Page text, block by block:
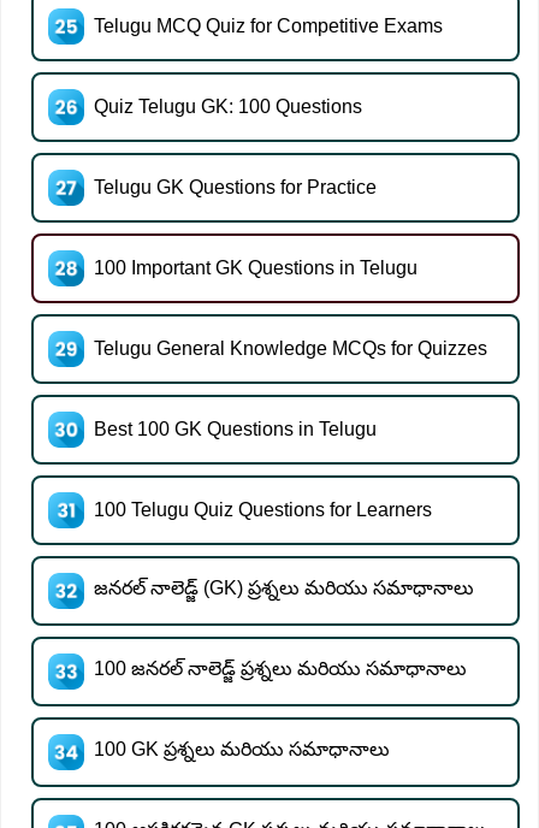
Telugu MCQ Quiz for Competitive Exams
Quiz Telugu GK: 100 Questions
Telugu GK Questions for Practice
100 Important GK Questions in Telugu
Telugu General Knowledge MCQs for Quizzes
Best 100 GK Questions in Telugu
100 Telugu Quiz Questions for Learners
జనరల్ నాలెడ్జ్ (GK) ప్రశ్నలు మరియు సమాధానాలు
100 జనరల్ నాలెడ్జ్ ప్రశ్నలు మరియు సమాధానాలు
100 GK ప్రశ్నలు మరియు సమాధానాలు